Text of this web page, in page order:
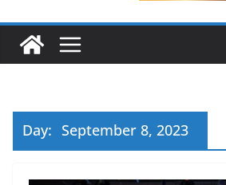
Connectivity ดึงนักท่องเที่ยวคุณ
เที่ยวแรกบินแรก 6 สิงหาคมนี้
ม.วลัยลักษณ์ จับมือ รพ.กรุงเทพสิริ
Day: September 8, 2023